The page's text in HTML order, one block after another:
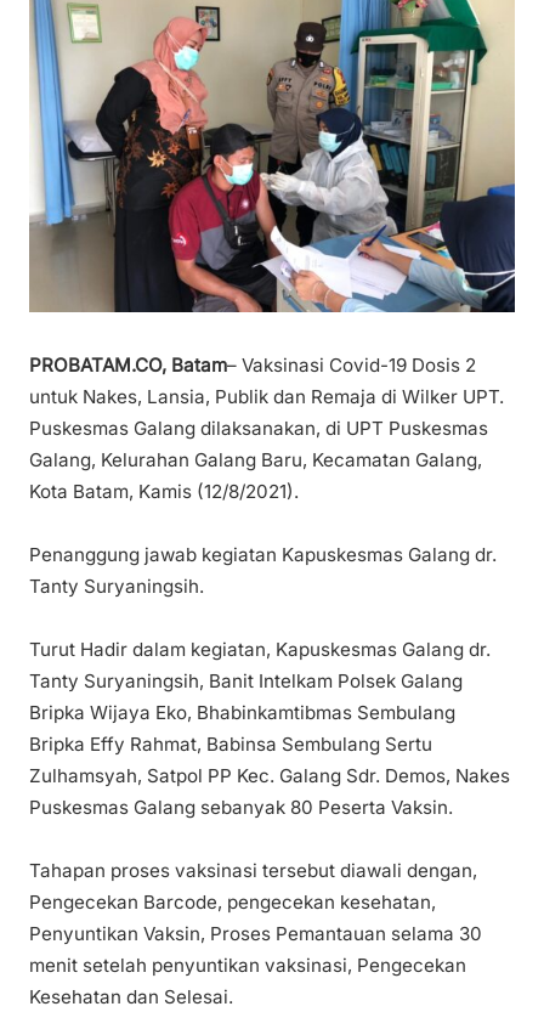
PROBATAM.CO, Batam– Vaksinasi Covid-19 Dosis 2
untuk Nakes, Lansia, Publik dan Remaja di Wilker UPT.
Puskesmas Galang dilaksanakan, di UPT Puskesmas
Galang, Kelurahan Galang Baru, Kecamatan Galang,
Kota Batam, Kamis (12/8/2021).
Penanggung jawab kegiatan Kapuskesmas Galang dr.
Tanty Suryaningsih.
Turut Hadir dalam kegiatan, Kapuskesmas Galang dr.
Tanty Suryaningsih, Banit Intelkam Polsek Galang
Bripka Wijaya Eko, Bhabinkamtibmas Sembulang
Bripka Effy Rahmat, Babinsa Sembulang Sertu
Zulhamsyah, Satpol PP Kec. Galang Sdr. Demos, Nakes
Puskesmas Galang sebanyak 80 Peserta Vaksin.
Tahapan proses vaksinasi tersebut diawali dengan,
Pengecekan Barcode, pengecekan kesehatan,
Penyuntikan Vaksin, Proses Pemantauan selama 30
menit setelah penyuntikan vaksinasi, Pengecekan
Kesehatan dan Selesai.